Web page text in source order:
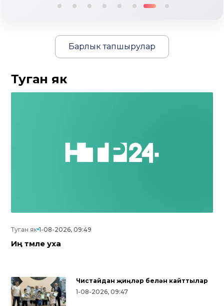
Барлык тапшырулар
Туган як
Туган як 1-08-2026, 09:49
Иң тәмле уха
Чистайдан җиңүләр белән кайттылар
1-08-2026, 09:47